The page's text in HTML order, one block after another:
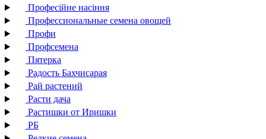
Професійне насіння
Профессиональные семена овощей
Профи
Профсемена
Пятерка
Радость Бахчисарая
Рай растений
Расти дача
Растишки от Иришки
РБ